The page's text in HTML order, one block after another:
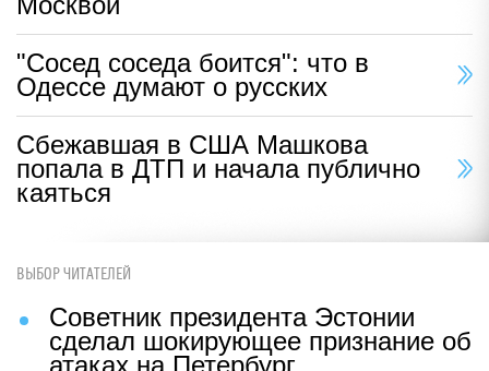
"Сосед соседа боится": что в
Одессе думают о русских
Сбежавшая в США Машкова
попала в ДТП и начала публично
каяться
ВЫБОР ЧИТАТЕЛЕЙ
Советник президента Эстонии
сделал шокирующее признание об